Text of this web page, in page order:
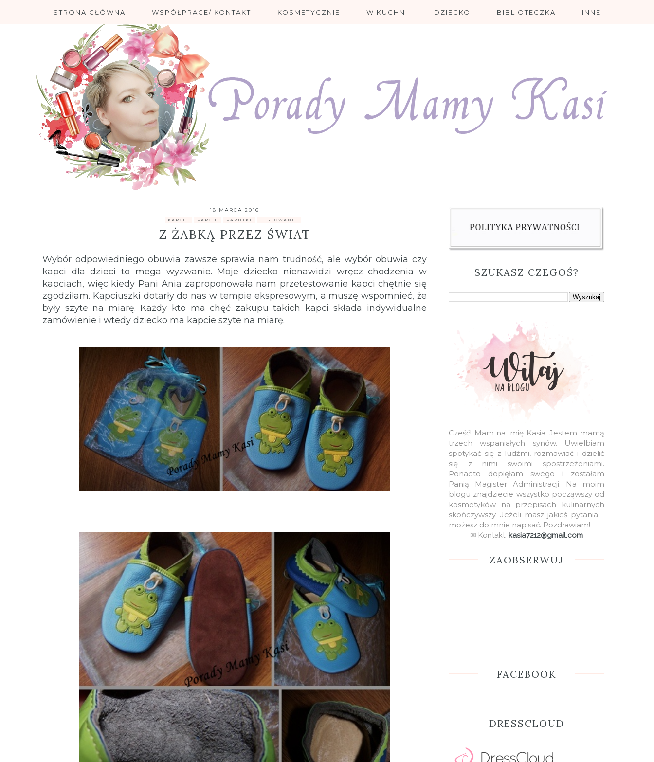
STRONA GŁÓWNA WSPÓŁPRACE/ KONTAKT KOSMETYCZNIE W KUCHNI DZIECKO BIBLIOTECZKA INNE
18 MARCA 2016
Z ŻABKĄ PRZEZ ŚWIAT
Wybór odpowiedniego obuwia zawsze sprawia nam trudność, ale wybór obuwia czy
kapci dla dzieci to mega wyzwanie. Moje dziecko nienawidzi wręcz chodzenia w
kapciach, więc kiedy Pani Ania zaproponowała nam przetestowanie kapci chętnie się
zgodziłam. Kapciuszki dotarły do nas w tempie ekspresowym, a muszę wspomnieć, że
były szyte na miarę. Każdy kto ma chęć zakupu takich kapci składa indywidualne
zamówienie i wtedy dziecko ma kapcie szyte na miarę.
KAPCIE PAPCIE PAPUTKI TESTOWANIE
SZUKASZ CZEGOŚ?
Cześć! Mam na imię Kasia. Jestem mamą
trzech wspaniałych synów. Uwielbiam
spotykać się z ludźmi, rozmawiać i dzielić
się z nimi swoimi spostrzeżeniami.
Ponadto dopięłam swego i zostałam
Panią Magister Administracji. Na moim
blogu znajdziecie wszystko począwszy od
kosmetyków na przepisach kulinarnych
skończywszy. Jeżeli masz jakieś pytania -
możesz do mnie napisać. Pozdrawiam!
✉ Kontakt: kasia7212@gmail.com
ZAOBSERWUJ
FACEBOOK
DRESSCLOUD